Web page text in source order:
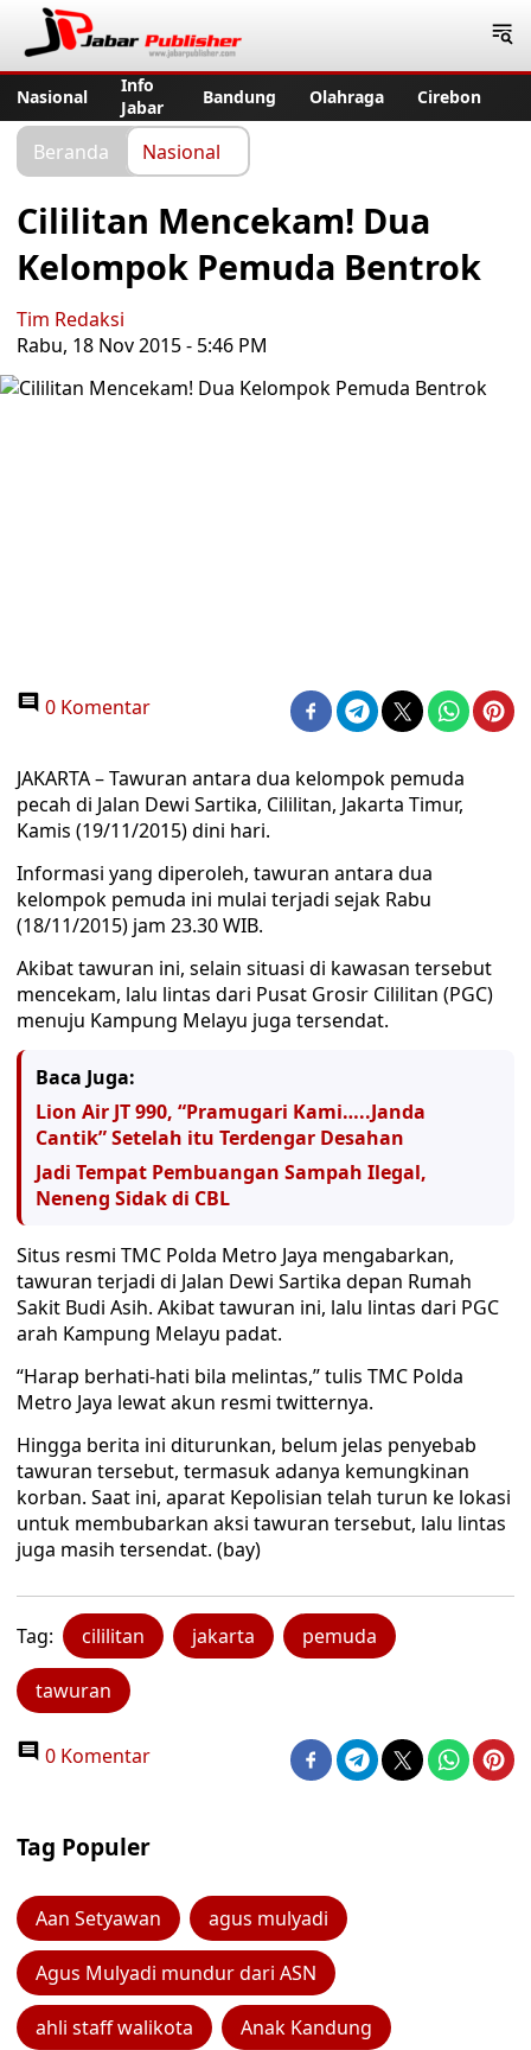
Nasional
Info
Jabar
Bandung Olahraga Cirebon
Beranda Nasional
Cililitan Mencekam! Dua
Kelompok Pemuda Bentrok
Tim Redaksi
Rabu, 18 Nov 2015 - 5:46 PM
0 Komentar
JAKARTA – Tawuran antara dua kelompok pemuda
pecah di Jalan Dewi Sartika, Cililitan, Jakarta Timur,
Kamis (19/11/2015) dini hari.
Informasi yang diperoleh, tawuran antara dua
kelompok pemuda ini mulai terjadi sejak Rabu
(18/11/2015) jam 23.30 WIB.
Akibat tawuran ini, selain situasi di kawasan tersebut
mencekam, lalu lintas dari Pusat Grosir Cililitan (PGC)
menuju Kampung Melayu juga tersendat.
Baca Juga:
Lion Air JT 990, “Pramugari Kami…..Janda
Cantik” Setelah itu Terdengar Desahan
Jadi Tempat Pembuangan Sampah Ilegal,
Neneng Sidak di CBL
Situs resmi TMC Polda Metro Jaya mengabarkan,
tawuran terjadi di Jalan Dewi Sartika depan Rumah
Sakit Budi Asih. Akibat tawuran ini, lalu lintas dari PGC
arah Kampung Melayu padat.
“Harap berhati-hati bila melintas,” tulis TMC Polda
Metro Jaya lewat akun resmi twitternya.
Hingga berita ini diturunkan, belum jelas penyebab
tawuran tersebut, termasuk adanya kemungkinan
korban. Saat ini, aparat Kepolisian telah turun ke lokasi
untuk membubarkan aksi tawuran tersebut, lalu lintas
juga masih tersendat. (bay)
Tag: cililitan jakarta pemuda
tawuran
0 Komentar
Tag Populer
Aan Setyawan agus mulyadi
Agus Mulyadi mundur dari ASN
ahli staff walikota Anak Kandung